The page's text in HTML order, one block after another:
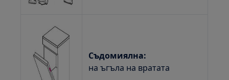
Съдомиялна:
на ъгъла на вратата